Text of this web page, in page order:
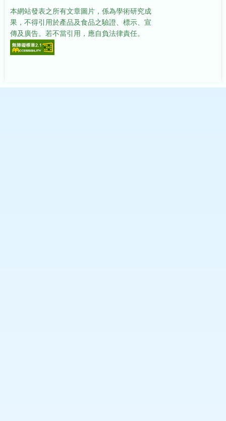
本網站發表之所有文章圖片，係為學術研究成
果，不得引用於產品及食品之驗證、標示、宣
傳及廣告。若不當引用，應自負法律責任。